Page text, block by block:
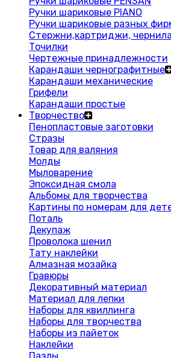
Ручки шариковые PIANO
Ручки шариковые разных
Стержни,картриджи,
Точилки
Чертежные принадлежности
Карандаши чернографитные
Карандаши механические
Грифели
Карандаши простые
Творчество
Пенопластовые заготовки
Стразы
Товар для валяния
Молды
Мыловарение
Эпоксидная смола
Альбомы для творчества
Картины по номерам для
Поталь
Декупаж
Проволока шенил
Тату наклейки
Алмазная мозайка
Гравюры
Декоративный материал
Материал для лепки
Наборы для квиллинга
Наборы для творчества
Наборы из пайеток
Наклейки